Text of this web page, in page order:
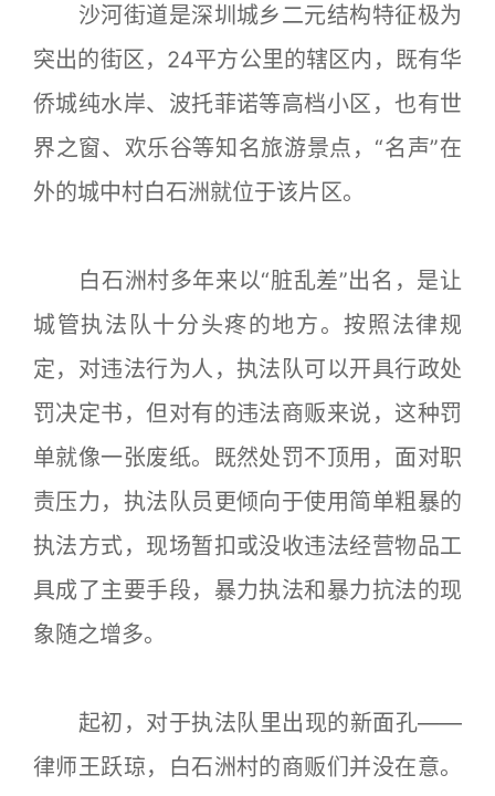
沙河街道是深圳城乡二元结构特征极为
突出的街区，24平方公里的辖区内，既有华
侨城纯水岸、波托菲诺等高档小区，也有世
界之窗、欢乐谷等知名旅游景点，“名声”在
外的城中村白石洲就位于该片区。
白石洲村多年来以“脏乱差”出名，是让
城管执法队十分头疼的地方。按照法律规
定，对违法行为人，执法队可以开具行政处
罚决定书，但对有的违法商贩来说，这种罚
单就像一张废纸。既然处罚不顶用，面对职
责压力，执法队员更倾向于使用简单粗暴的
执法方式，现场暂扣或没收违法经营物品工
具成了主要手段，暴力执法和暴力抗法的现
象随之增多。
起初，对于执法队里出现的新面孔——
律师王跃琼，白石洲村的商贩们并没在意。